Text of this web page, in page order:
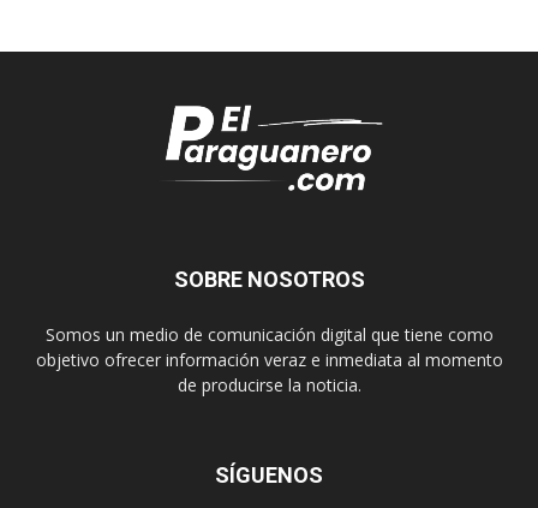
SOBRE NOSOTROS
Somos un medio de comunicación digital que tiene como
objetivo ofrecer información veraz e inmediata al momento
de producirse la noticia.
SÍGUENOS